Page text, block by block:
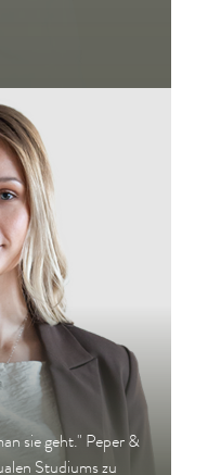
sie geht." Peper &
Studiums zu